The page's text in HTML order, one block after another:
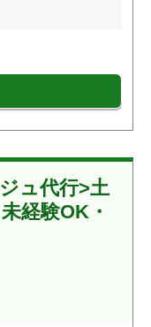
ュ代行>土
経験OK・